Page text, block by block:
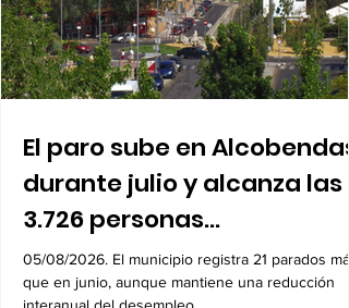
El paro sube en Alcobendas
durante julio y alcanza las
3.726 personas
desempleadas
05/08/2026. El municipio registra 21 parados más
que en junio, aunque mantiene una reducción